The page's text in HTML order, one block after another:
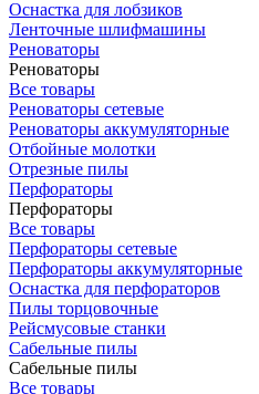
Оснастка для лобзиков
Ленточные шлифмашины
Реноваторы
Реноваторы
Все товары
Реноваторы сетевые
Реноваторы аккумуляторные
Отбойные молотки
Отрезные пилы
Перфораторы
Перфораторы
Все товары
Перфораторы сетевые
Перфораторы аккумуляторные
Оснастка для перфораторов
Пилы торцовочные
Рейсмусовые станки
Сабельные пилы
Сабельные пилы
Все товары